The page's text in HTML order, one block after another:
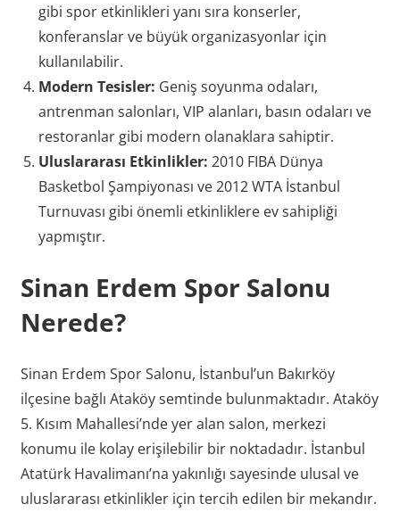
gibi spor etkinlikleri yanı sıra konserler,
konferanslar ve büyük organizasyonlar için
kullanılabilir.
Modern Tesisler: Geniş soyunma odaları,
antrenman salonları, VIP alanları, basın odaları ve
restoranlar gibi modern olanaklara sahiptir.
Uluslararası Etkinlikler: 2010 FIBA Dünya
Basketbol Şampiyonası ve 2012 WTA İstanbul
Turnuvası gibi önemli etkinliklere ev sahipliği
yapmıştır.
Sinan Erdem Spor Salonu
Nerede?
Sinan Erdem Spor Salonu, İstanbul’un Bakırköy
ilçesine bağlı Ataköy semtinde bulunmaktadır. Ataköy
5. Kısım Mahallesi’nde yer alan salon, merkezi
konumu ile kolay erişilebilir bir noktadadır. İstanbul
Atatürk Havalimanı’na yakınlığı sayesinde ulusal ve
uluslararası etkinlikler için tercih edilen bir mekandır.